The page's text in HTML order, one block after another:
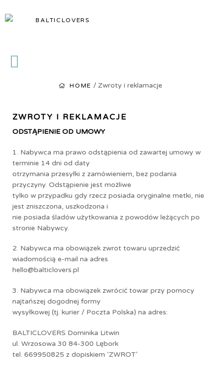
HOME / Zwroty i reklamacje
ZWROTY I REKLAMACJE
ODSTĄPIENIE OD UMOWY
1. Nabywca ma prawo odstąpienia od zawartej umowy w
terminie 14 dni od daty
otrzymania przesyłki z zamówieniem, bez podania
przyczyny. Odstąpienie jest możliwe
tylko w przypadku gdy rzecz posiada oryginalne metki, nie
jest zniszczona, uszkodzona i
nie posiada śladów użytkowania z powodów leżących po
stronie Nabywcy.
2. Nabywca ma obowiązek zwrot towaru uprzedzić
wiadomością e-mail na adres
hello@balticlovers.pl
3. Nabywca ma obowiązek zwrócić towar przy pomocy
najtańszej dogodnej formy
wysyłkowej (tj. kurier / Poczta Polska) na adres:
BALTICLOVERS Dominika Litwin
ul. Wrzosowa 30 84-300 Lębork
tel. 669950825 z dopiskiem ‘ZWROT’